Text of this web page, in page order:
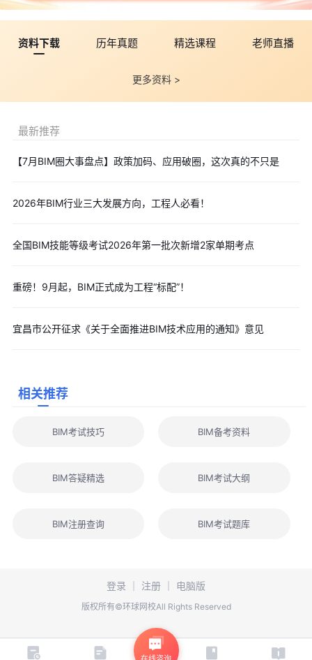
归档进度与工程建设进度同步。”
用列入造价，并且在施工过程中同步收集、整理资料。BIM模型必
须跟着工程走，每一次设计变更都要实时在模型里更新，不能再等
新规第二十九条给电子档案“正名”：电子档案与传统载体档案
档，就是法律凭证。电子档案签署了具有法律效力的电子印章或电
一座大楼交付，既交砖头砌的“实体”，也交数据堆的“数字孪
3.从“事后追责”到“信用挂钩”
新规建立了信用监管机制——城建档案管理部门应当建立健全
档案交得及不及时、真不真实，直接关系到企业的信用评级，
进而影响招投标和资质管理。如果BIM模型与实际情况不符，不仅
是返工的问题，更可能面临信用扣分，甚至纳入失信名单。
这对档案管理意味着什么?BIM模型的数据可以直接在跨部门平
三、实战指南：行业玩家该如何应对？
面对新规的即将落地，无论是业主还是施工方，都需要提前调
对于建设单位（开发商/业主）：
资料下载 历年真题 精选课程 老师直播
更多资料 >
最新推荐
【7月BIM圈大事盘点】政策加码、应用破圈，这次真的不只是
2026年BIM行业三大发展方向，工程人必看！
全国BIM技能等级考试2026年第一批次新增2家单期考点
重磅！9月起，BIM正式成为工程“标配”！
宜昌市公开征求《关于全面推进BIM技术应用的通知》意见
相关推荐
BIM考试技巧 BIM备考资料
BIM答疑精选 BIM考试大纲
BIM注册查询 BIM考试题库
登录 注册 电脑版
版权所有©环球网校All Rights Reserved